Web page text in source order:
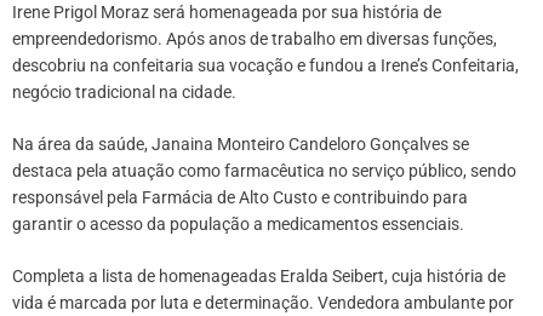
Irene Prigol Moraz será homenageada por sua história de
empreendedorismo. Após anos de trabalho em diversas funções,
descobriu na confeitaria sua vocação e fundou a Irene’s Confeitaria,
negócio tradicional na cidade.
Na área da saúde, Janaina Monteiro Candeloro Gonçalves se
destaca pela atuação como farmacêutica no serviço público, sendo
responsável pela Farmácia de Alto Custo e contribuindo para
garantir o acesso da população a medicamentos essenciais.
Completa a lista de homenageadas Eralda Seibert, cuja história de
vida é marcada por luta e determinação. Vendedora ambulante por